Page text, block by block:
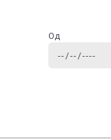
Од